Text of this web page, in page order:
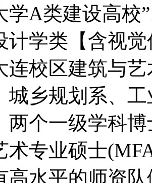
学A类建设高校
计学类【含视
连校区建筑与
城乡规划系、
两个一级学科
术专业硕士
高水平的师资